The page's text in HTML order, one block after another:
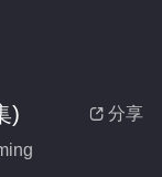
 分享
)